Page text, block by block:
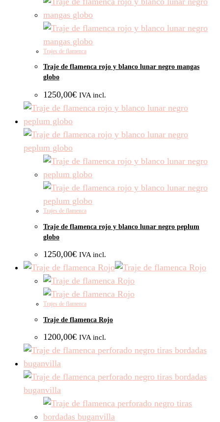
Trajes de flamenca
Traje de flamenca rojo y blanco lunar negro mangas
globo
1250,00€ IVA incl.
Trajes de flamenca
Traje de flamenca rojo y blanco lunar negro peplum
globo
1250,00€ IVA incl.
Trajes de flamenca
Traje de flamenca Rojo
1200,00€ IVA incl.